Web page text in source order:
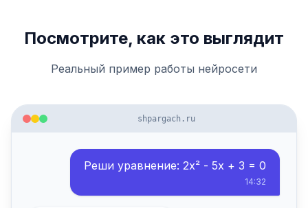
Посмотрите, как это выглядит
Реальный пример работы нейросети
shpargach.ru
Реши уравнение: 2x² - 5x + 3 = 0
14:32